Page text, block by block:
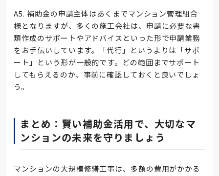
A5. 補助金の申請主体はあくまでマンション管理組合
様となりますが、多くの施工会社は、申請に必要な書
類作成のサポートやアドバイスといった形で申請業務
をお手伝いしています。「代行」というよりは「サポ
ート」という形が一般的です。どの範囲までサポート
してもらえるのか、事前に確認しておくと良いでしょ
う。
まとめ：賢い補助金活用で、大切なマ
ンションの未来を守りましょう
マンションの大規模修繕工事は、多額の費用がかかる